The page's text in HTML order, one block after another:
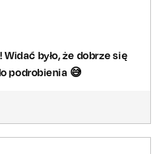
Gąsiorowska
Słonina
było, że dobrze się
podrobienia 😅